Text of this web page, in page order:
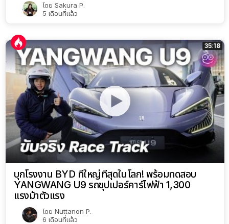
โดย Sakura P.
5 เดือนที่แล้ว
35:18
บุกโรงงาน BYD ที่ใหญ่ที่สุดในโลก! พร้อมทดสอบ
YANGWANG U9 รถซุปเปอร์คาร์ไฟฟ้า 1,300
แรงม้าตัวแรง
โดย Nuttanon P.
6 เดือนที่แล้ว